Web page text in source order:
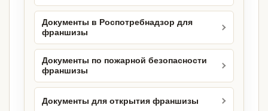
Документы в Роспотребнадзор для
франшизы
Документы по пожарной безопасности
франшизы
Документы для открытия франшизы